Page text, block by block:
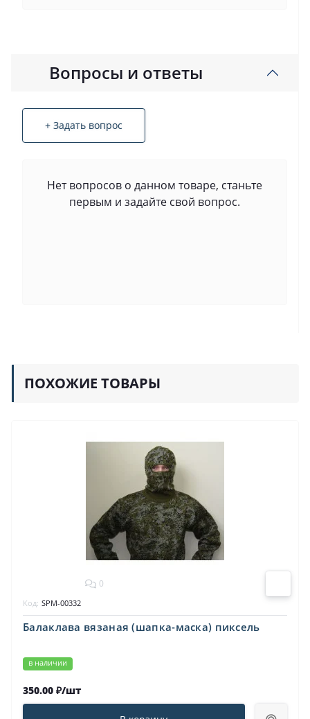
Вопросы и ответы
+ Задать вопрос
Нет вопросов о данном товаре, станьте
первым и задайте свой вопрос.
ПОХОЖИЕ ТОВАРЫ
0
Балаклава вязаная (шапка-маска) пиксель
в наличии
Код: SPM-00332
350.00 ₽/шт